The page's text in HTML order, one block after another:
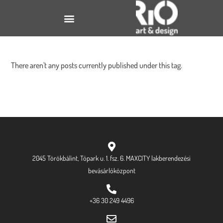
There aren't any posts currently published under this tag.
2045 Törökbálint, Tópark u. 1. fsz. 6. MAXCITY lakberendezési
bevásárlóközpont
+36 30 249 4496